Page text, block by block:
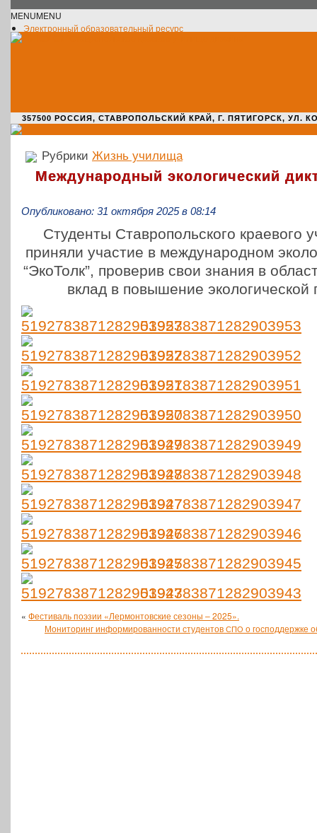
MENUMENU
Электронный образовательный ресурс
357500 РОССИЯ, СТАВРОПОЛЬСКИЙ КРАЙ, Г. ПЯТИГОРСК, УЛ.
Рубрики Жизнь училища
Международный экологический
Опубликовано: 31 октября 2025 в 08:14
Сту­ден­ты Став­ро­поль­ско­го кра­е­во­го
приняли участие в меж­ду­на­род­ном
“ЭкоТолк”, про­ве­рив свои знания в
вклад в повы­ше­ние эко­ло­ги­че­ской
5192783871282903953
5192783871282903952
5192783871282903951
5192783871282903950
5192783871282903949
5192783871282903948
5192783871282903947
5192783871282903946
5192783871282903945
5192783871282903943
« Фестиваль поэзии «Лермонтовские сезоны – 2025».
Мониторинг информированности студентов СПО о господдержке